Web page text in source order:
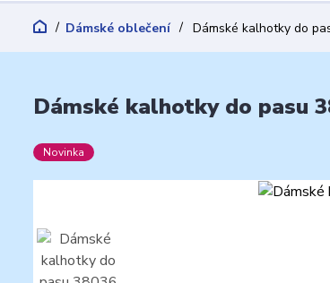
Dámské oblečení Dámské kalhotky do
Dámské kalhotky do pasu
Novinka